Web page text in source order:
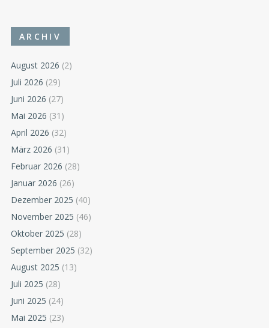
ARCHIV
August 2026 (2)
Juli 2026 (29)
Juni 2026 (27)
Mai 2026 (31)
April 2026 (32)
März 2026 (31)
Februar 2026 (28)
Januar 2026 (26)
Dezember 2025 (40)
November 2025 (46)
Oktober 2025 (28)
September 2025 (32)
August 2025 (13)
Juli 2025 (28)
Juni 2025 (24)
Mai 2025 (23)